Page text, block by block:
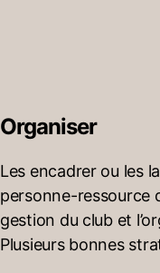
Organiser
Les encadrer ou les
personne-ressource
gestion du club et
Plusieurs bonnes